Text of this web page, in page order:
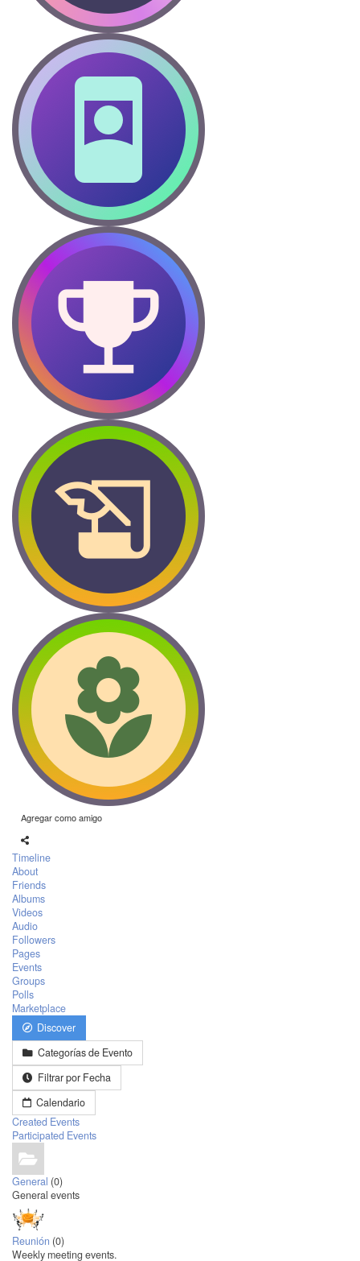
Agregar como amigo
Timeline
About
Friends
Albums
Videos
Audio
Followers
Pages
Events
Groups
Polls
Marketplace
Discover
Categorías de Evento
Filtrar por Fecha
Calendario
Created Events
Participated Events
General (0)
General events
Reunión (0)
Weekly meeting events.